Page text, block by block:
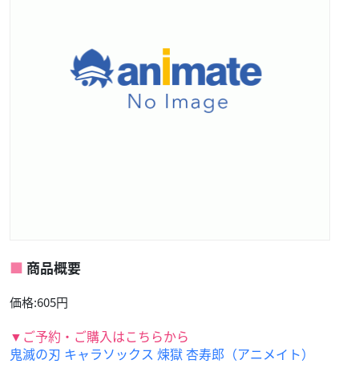
商品概要
価格:605円
▼ご予約・ご購入はこちらから
鬼滅の刃 キャラソックス 煉獄 杏寿郎（アニメイト）